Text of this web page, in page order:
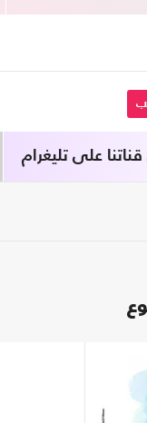
على تليغرام